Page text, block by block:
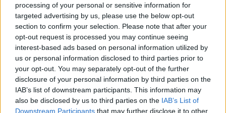
processing of your personal or sensitive information for
targeted advertising by us, please use the below opt-out
section to confirm your selection. Please note that after your
opt-out request is processed you may continue seeing
interest-based ads based on personal information utilized by
us or personal information disclosed to third parties prior to
your opt-out. You may separately opt-out of the further
disclosure of your personal information by third parties on the
IAB’s list of downstream participants. This information may
also be disclosed by us to third parties on the IAB’s List of
Downstream Participants that may further disclose it to other
vini si abbinano bene anche alla pizza questa è proprio l’Emilia-
Romagna, per la varietà e la qualità che propone». Prosegue Tinto:
«”Mica Pizza e Fichi” ha avuto il merito di fare da apripista per
“sdoganare” la pizza di qualità nel piccolo schermo. La pizzeria
gourmet non è andata in crisi con il lock-down, come magari è
successo ad altre realtà del settore ristorazione. E poi la pizza è
uno dei piatti più consumati al mondo, piace a tutti».Come
piacciono a tutti i vini dell’Emilia-Romagna!